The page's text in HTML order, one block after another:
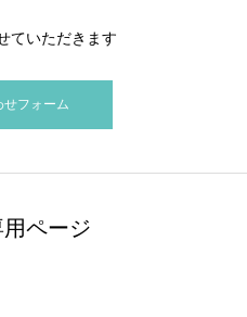
ていただきます
せフォーム
ページ